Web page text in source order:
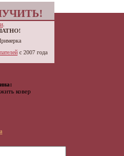
с 2007 года
ковер